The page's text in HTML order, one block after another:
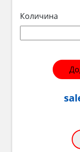
Количина